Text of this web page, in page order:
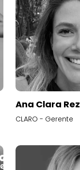
Ana Clara
CLARO - Gerente